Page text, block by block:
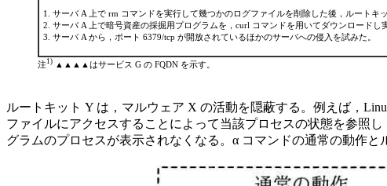
サーバ A 上で rm コマンドを実行して幾つかのログファイルを削除した後，ルートキ
サーバ A 上で暗号資産の採掘用プログラムを，curl コマンドを用いてダウンロードし
サーバ A から，ポート 6379/tcp が開放されているほかのサーバへの侵入を試みた。
注1) ▲▲▲▲はサービス G の FQDN を示す。
ルートキット Y は，マルウェア X の活動を隠蔽する。例えば，
ファイルにアクセスすることによって当該プロセスの状態を参照
グラムのプロセスが表示されなくなる。 α コマンドの通常の動作と